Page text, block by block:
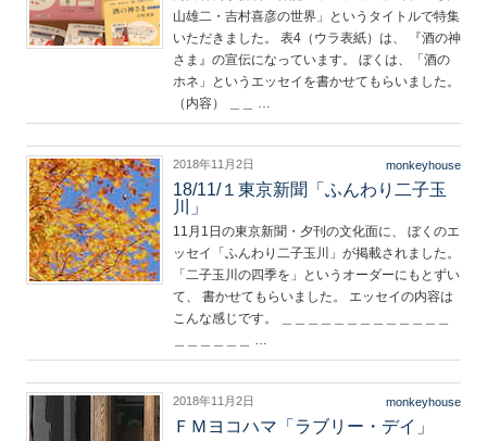
山雄二・吉村喜彦の世界」というタイトルで特集
いただきました。 表4（ウラ表紙）は、 『酒の神
さま』の宣伝になっています。 ぼくは、「酒の
ホネ」というエッセイを書かせてもらいました。
（内容） ＿＿ …
2018年11月2日 monkeyhouse
18/11/１東京新聞「ふんわり二子玉
川」
11月1日の東京新聞・夕刊の文化面に、 ぼくのエ
ッセイ「ふんわり二子玉川」が掲載されました。
「二子玉川の四季を」というオーダーにもとずい
て、 書かせてもらいました。 エッセイの内容は
こんな感じです。 ＿＿＿＿＿＿＿＿＿＿＿＿＿
＿＿＿＿＿＿ …
2018年11月2日 monkeyhouse
ＦＭヨコハマ「ラブリー・デイ」